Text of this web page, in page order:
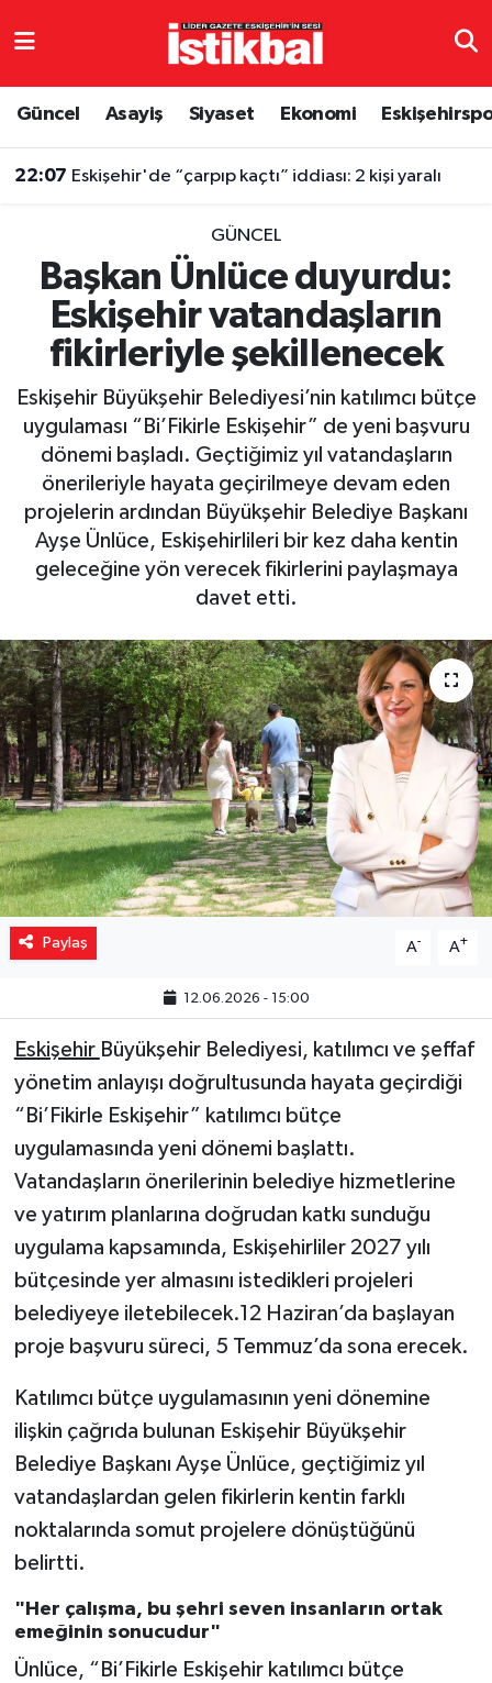
Güncel Asayiş Siyaset Ekonomi
22:07 Eskişehir'de “çarpıp kaçtı” iddiası: 2 kişi yaralı
GÜNCEL
Başkan Ünlüce duyurdu:
Eskişehir vatandaşların
fikirleriyle şekillenecek
Eskişehir Büyükşehir Belediyesi’nin katılımcı bütçe
uygulaması “Bi’Fikirle Eskişehir” de yeni başvuru
dönemi başladı. Geçtiğimiz yıl vatandaşların
önerileriyle hayata geçirilmeye devam eden
projelerin ardından Büyükşehir Belediye Başkanı
Ayşe Ünlüce, Eskişehirlileri bir kez daha kentin
geleceğine yön verecek fikirlerini paylaşmaya
davet etti.
Paylaş A- A+
12.06.2026 - 15:00
Eskişehir Büyükşehir Belediyesi, katılımcı ve şeffaf
yönetim anlayışı doğrultusunda hayata geçirdiği
“Bi’Fikirle Eskişehir” katılımcı bütçe
uygulamasında yeni dönemi başlattı.
Vatandaşların önerilerinin belediye hizmetlerine
ve yatırım planlarına doğrudan katkı sunduğu
uygulama kapsamında, Eskişehirliler 2027 yılı
bütçesinde yer almasını istedikleri projeleri
belediyeye iletebilecek.12 Haziran’da başlayan
proje başvuru süreci, 5 Temmuz’da sona erecek.
Katılımcı bütçe uygulamasının yeni dönemine
ilişkin çağrıda bulunan Eskişehir Büyükşehir
Belediye Başkanı Ayşe Ünlüce, geçtiğimiz yıl
vatandaşlardan gelen fikirlerin kentin farklı
noktalarında somut projelere dönüştüğünü
belirtti.
"Her çalışma, bu şehri seven insanların ortak
emeğinin sonucudur"
Ünlüce, “Bi’Fikirle Eskişehir katılımcı bütçe
Eskişehirspor
Spor
Eğitim
Ekonomi
Sağlık
Yaşam
Eskişehir Nöbetçi Eczaneler
Eskişehir Trafik Yoğunluk Haritası
TFF 3.Lig 4.Grup Puan Durumu ve Fikstür
Tüm Manşetler
Son Dakika Haberleri
Haber Arşivi